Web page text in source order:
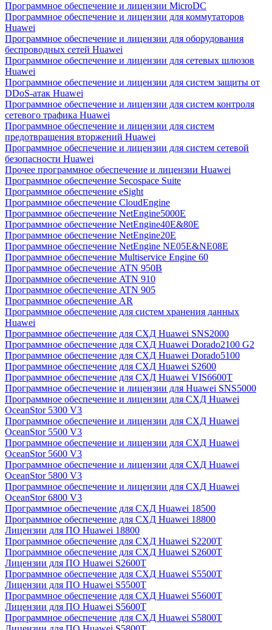
Программное обеспечение и лицензии MicroDC
Программное обеспечение и лицензии для коммутаторов
Huawei
Программное обеспечение и лицензии для оборудования
беспроводных сетей Huawei
Программное обеспечение и лицензии для сетевых шлюзов
Huawei
Программное обеспечение и лицензии для систем защиты от
DDoS-атак Huawei
Программное обеспечение и лицензии для систем контроля
сетевого трафика Huawei
Программное обеспечение и лицензии для систем
предотвращения вторжений Huawei
Программное обеспечение и лицензии для систем сетевой
безопасности Huawei
Прочее программное обеспечение и лицензии Huawei
Программное обеспечение Secospace Suite
Программное обеспечение eSight
Программное обеспечение CloudEngine
Программное обеспечение NetEngine5000E
Программное обеспечение NetEngine40E&80E
Программное обеспечение NetEngine20E
Программное обеспечение NetEngine NE05E&NE08E
Программное обеспечение Multiservice Engine 60
Программное обеспечение ATN 950B
Программное обеспечение ATN 910
Программное обеспечение ATN 905
Программное обеспечение AR
Программное обеспечение для систем хранения данных
Huawei
Программное обеспечение для СХД Huawei SNS2000
Программное обеспечение для СХД Huawei Dorado2100 G2
Программное обеспечение для СХД Huawei Dorado5100
Программное обеспечение для СХД Huawei S2600
Программное обеспечение для СХД Huawei VIS6600T
Программное обеспечение и лицензии для Huawei SNS5000
Программное обеспечение и лицензии для СХД Huawei
OceanStor 5300 V3
Программное обеспечение и лицензии для СХД Huawei
OceanStor 5500 V3
Программное обеспечение и лицензии для СХД Huawei
OceanStor 5600 V3
Программное обеспечение и лицензии для СХД Huawei
OceanStor 5800 V3
Программное обеспечение и лицензии для СХД Huawei
OceanStor 6800 V3
Программное обеспечение для СХД Huawei 18500
Программное обеспечение для СХД Huawei 18800
Лицензии для ПО Huawei 18800
Программное обеспечение для СХД Huawei S2200T
Программное обеспечение для СХД Huawei S2600T
Лицензии для ПО Huawei S2600T
Программное обеспечение для СХД Huawei S5500T
Лицензии для ПО Huawei S5500T
Программное обеспечение для СХД Huawei S5600T
Лицензии для ПО Huawei S5600T
Программное обеспечение для СХД Huawei S5800T